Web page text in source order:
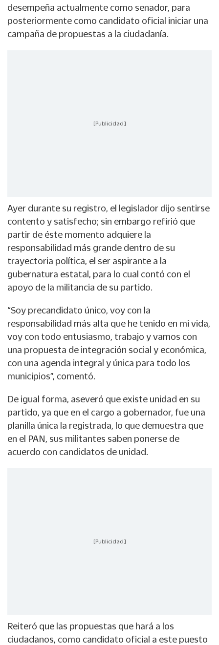
desempeña actualmente como senador, para
posteriormente como candidato oficial iniciar una
campaña de propuestas a la ciudadanía.
[Publicidad]
Ayer durante su registro, el legislador dijo sentirse
contento y satisfecho; sin embargo refirió que
partir de éste momento adquiere la
responsabilidad más grande dentro de su
trayectoria política, el ser aspirante a la
gubernatura estatal, para lo cual contó con el
apoyo de la militancia de su partido.
“Soy precandidato único, voy con la
responsabilidad más alta que he tenido en mi vida,
voy con todo entusiasmo, trabajo y vamos con
una propuesta de integración social y económica,
con una agenda integral y única para todo los
municipios”, comentó.
De igual forma, aseveró que existe unidad en su
partido, ya que en el cargo a gobernador, fue una
planilla única la registrada, lo que demuestra que
en el PAN, sus militantes saben ponerse de
acuerdo con candidatos de unidad.
[Publicidad]
Reiteró que las propuestas que hará a los
ciudadanos, como candidato oficial a este puesto